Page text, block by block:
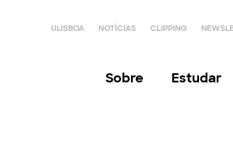
ULISBOA NOTÍCIAS CLIPPING
Sobre Estudar